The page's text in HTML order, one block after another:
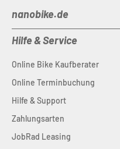
nanobike.de
Hilfe & Service
Online Bike Kaufberater
Online Terminbuchung
Hilfe & Support
Zahlungsarten
JobRad Leasing